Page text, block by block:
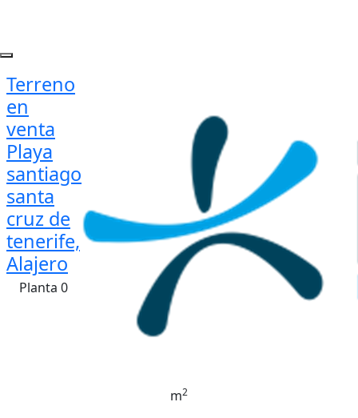
Terreno
en
venta
Playa
santiago
santa
cruz de
tenerife,
Alajero
Planta 0
m2